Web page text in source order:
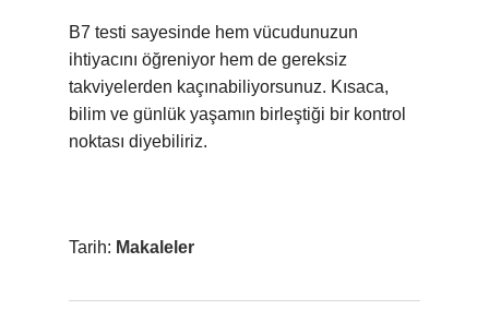
B7 testi sayesinde hem vücudunuzun
ihtiyacını öğreniyor hem de gereksiz
takviyelerden kaçınabiliyorsunuz. Kısaca,
bilim ve günlük yaşamın birleştiği bir kontrol
noktası diyebiliriz.
Tarih: Makaleler